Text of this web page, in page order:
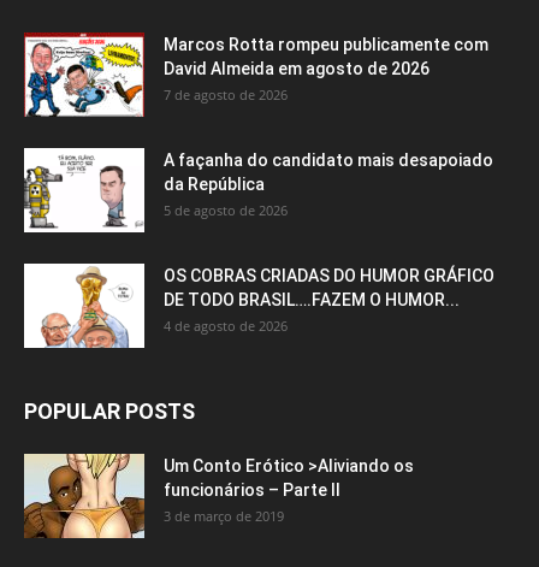
Marcos Rotta rompeu publicamente com
David Almeida em agosto de 2026
7 de agosto de 2026
A façanha do candidato mais desapoiado
da República
5 de agosto de 2026
OS COBRAS CRIADAS DO HUMOR GRÁFICO
DE TODO BRASIL….FAZEM O HUMOR...
4 de agosto de 2026
POPULAR POSTS
Um Conto Erótico >Aliviando os
funcionários – Parte II
3 de março de 2019